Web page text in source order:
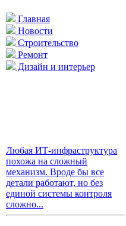
Главная
Новости
Строительство
Ремонт
Дизайн и интерьер
Любая ИТ-инфраструктура
похожа на сложный
механизм. Вроде бы все
детали работают, но без
единой системы контроля
сложно...